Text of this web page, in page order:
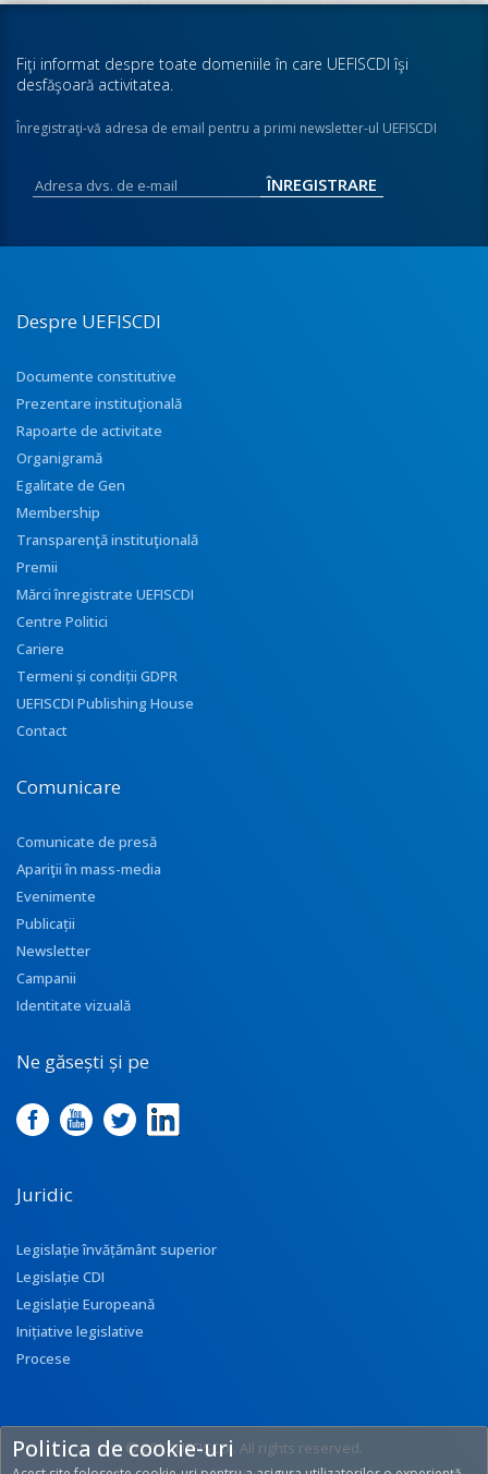
Fiţi informat despre toate domeniile în care UEFISCDI îşi
desfăşoară activitatea.
Înregistraţi-vă adresa de email pentru a primi newsletter-ul UEFISCDI
Despre UEFISCDI
Documente constitutive
Prezentare instituţională
Rapoarte de activitate
Organigramă
Egalitate de Gen
Membership
Transparenţă instituţională
Premii
Mărci înregistrate UEFISCDI
Centre Politici
Cariere
Termeni și condiții GDPR
UEFISCDI Publishing House
Contact
Comunicare
Comunicate de presă
Apariţii în mass-media
Evenimente
Publicații
Newsletter
Campanii
Identitate vizuală
Ne găsești și pe
Juridic
Legislație învățământ superior
Legislație CDI
Legislație Europeană
Inițiative legislative
Procese
© 2017 UEFISCDI. All rights reserved.
Politica de cookie-uri